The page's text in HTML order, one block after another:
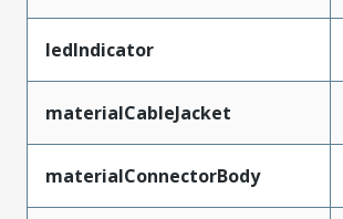
ledIndicator
materialCableJacket
materialConnectorBody